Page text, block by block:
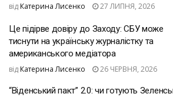
від Катерина Лисенко 27 ЛИПНЯ, 2026
Це підірве довіру до Заходу: СБУ може
тиснути на українську журналістку та
американського медіатора
від Катерина Лисенко 26 ЧЕРВНЯ, 2026
“Віденський пакт” 2.0: чи готують